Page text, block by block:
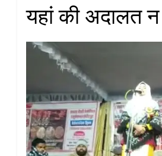
यहां की अदालत न